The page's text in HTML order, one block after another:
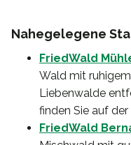
Nahegelegene
FriedWald
Wald mit
Liebenwalde
finden Sie auf der
FriedWald